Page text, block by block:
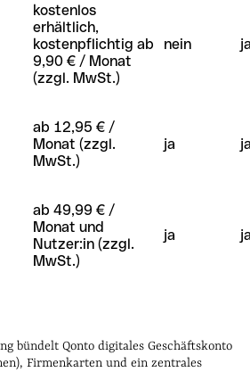
kostenlos
erhältlich,
kostenpflichtig ab
9,90 € / Monat
(zzgl. MwSt.)
nein
ab 12,95 € /
Monat (zzgl.
MwSt.)
ja
ab 49,99 € /
Monat und
Nutzer:in (zzgl.
MwSt.)
ja
bündelt Qonto digitales Geschäftskonto
Firmenkarten und ein zentrales